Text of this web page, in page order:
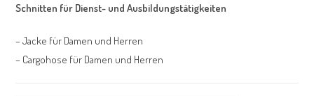
Schnitten für Dienst- und Ausbildungstätigkeiten
– Jacke für Damen und Herren
– Cargohose für Damen und Herren